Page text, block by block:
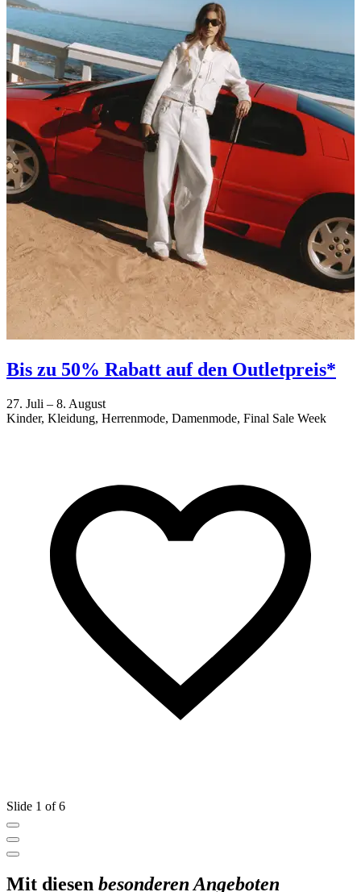
Bis zu 50% Rabatt auf den Outletpreis*
27. Juli – 8. August
Kinder, Kleidung, Herrenmode, Damenmode, Final Sale Week
Slide 1 of 6
Mit diesen besonderen Angeboten